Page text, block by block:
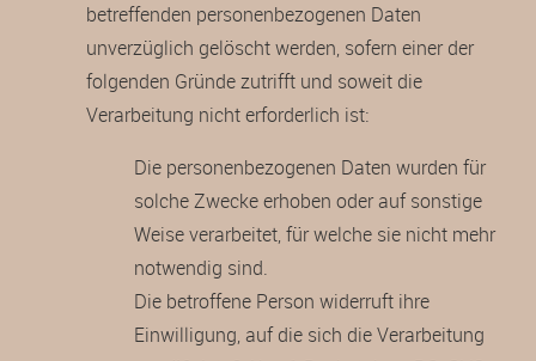
betreffenden personenbezogenen Daten
unverzüglich gelöscht werden, sofern einer der
folgenden Gründe zutrifft und soweit die
Verarbeitung nicht erforderlich ist:
Die personenbezogenen Daten wurden für
solche Zwecke erhoben oder auf sonstige
Weise verarbeitet, für welche sie nicht mehr
notwendig sind.
Die betroffene Person widerruft ihre
Einwilligung, auf die sich die Verarbeitung